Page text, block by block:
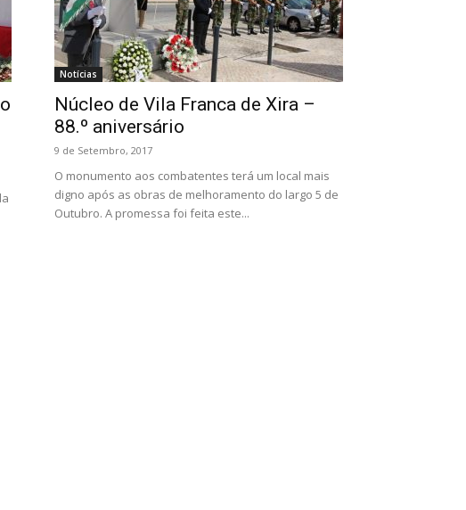
Notícias
Núcleo de Vila Franca de Xira –
88.º aniversário
9 de Setembro, 2017
O monumento aos combatentes terá um local mais
digno após as obras de melhoramento do largo 5 de
Outubro. A promessa foi feita este...